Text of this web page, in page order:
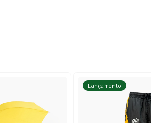
Lançamento